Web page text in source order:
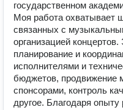
государственном
Моя работа охватывает
связанных с
организацией
планирование и
исполнителями и
бюджетов, продвижение
спонсорами, контроль
другое. Благодаря